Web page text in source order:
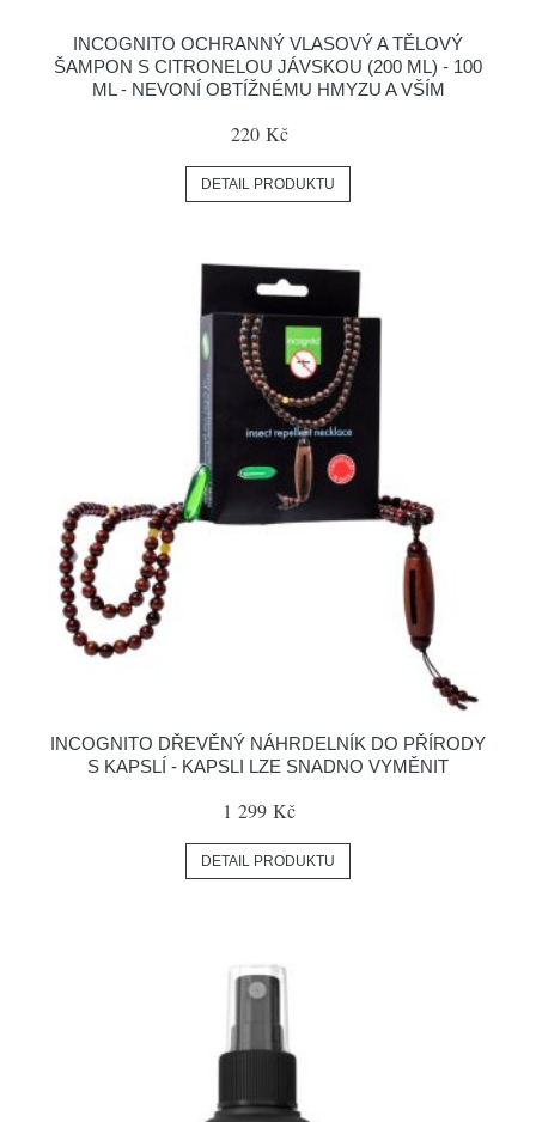
INCOGNITO OCHRANNÝ VLASOVÝ A TĚLOVÝ
ŠAMPON S CITRONELOU JÁVSKOU (200 ML) - 100
ML - NEVONÍ OBTÍŽNÉMU HMYZU A VŠÍM
220 Kč
DETAIL PRODUKTU
INCOGNITO DŘEVĚNÝ NÁHRDELNÍK DO PŘÍRODY
S KAPSLÍ - KAPSLI LZE SNADNO VYMĚNIT
1 299 Kč
DETAIL PRODUKTU